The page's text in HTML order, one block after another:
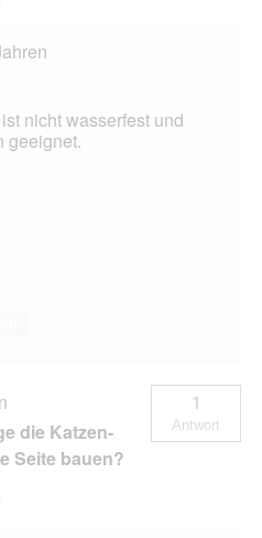
nicht wasserfest und
geeignet.
die Katzen-
Seite bauen?
1
Antwort